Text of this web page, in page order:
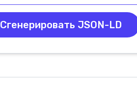
Сгенерировать JSON-LD